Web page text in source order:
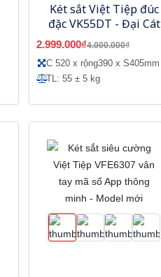
Két sắt Việt Tiệp đúc
đặc VK55DT - Đại Cát
2.999.000₫4.000.000₫
C 520 x rộng390 x S405mm
TL: 55 ± 5 kg